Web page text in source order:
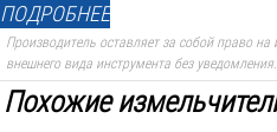
ПОДРОБНЕЕ
Производитель оставляет за собой право на
внешнего вида инструмента без уведомления.
Похожие